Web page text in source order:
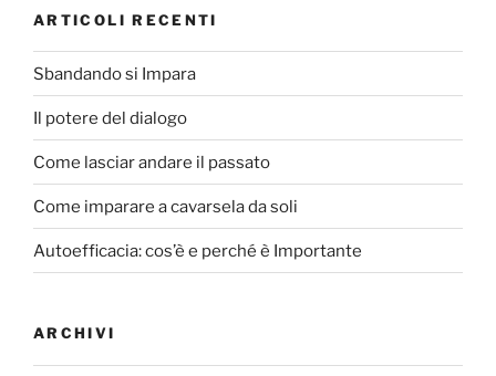
k
ARTICOLI RECENTI
Sbandando si Impara
Il potere del dialogo
Come lasciar andare il passato
Come imparare a cavarsela da soli
Autoefficacia: cos’è e perché è Importante
ARCHIVI